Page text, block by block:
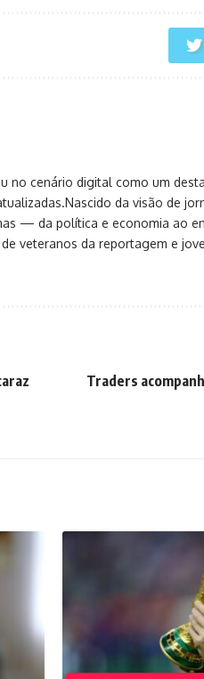
no cenário digital como um
da visão de
— da política e economia ao
veteranos da reportagem e
Traders